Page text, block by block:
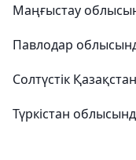
Маңғыстау
Павлодар
Солтүстік
Түркістан